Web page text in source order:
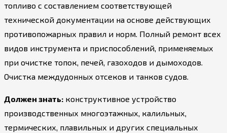
топливо с составлением соответствующей
технической документации на основе действующих
противопожарных правил и норм. Полный ремонт всех
видов инструмента и приспособлений, применяемых
при очистке топок, печей, газоходов и дымоходов.
Очистка междудонных отсеков и танков судов.
Должен знать: конструктивное устройство
производственных многоэтажных, калильных,
термических, плавильных и других специальных